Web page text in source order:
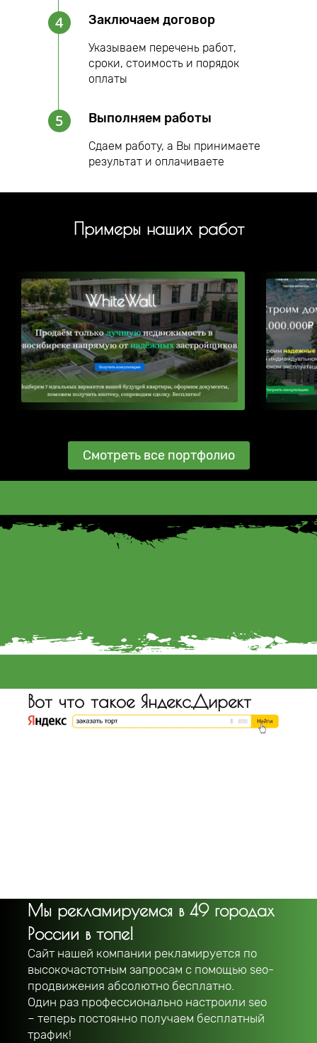
4 Заключаем договор
Указываем перечень работ,
сроки, стоимость и порядок
оплаты
5 Выполняем работы
Сдаем работу, а Вы принимаете
результат и оплачиваете
Примеры наших работ
Смотреть все портфолио
Вот что такое Яндекс.Директ
Мы рекламируемся в 49 городах
России в топе!
Сайт нашей компании рекламируется по
высокочастотным запросам с помощью seo-
продвижения абсолютно бесплатно.
Один раз профессионально настроили seo
– теперь постоянно получаем бесплатный
трафик!